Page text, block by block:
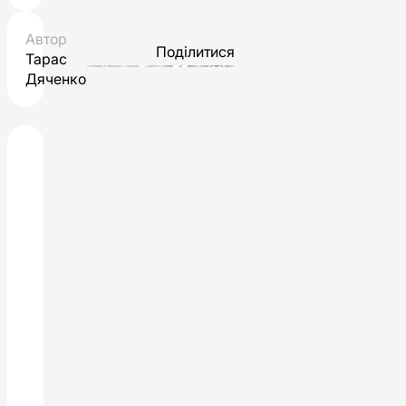
Автор
Тарас
Дяченко
Поділитися